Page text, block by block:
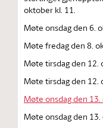
oktober kl. 11.
Møte onsdag den 6.
Møte fredag den 8.
Møte tirsdag den 12.
Møte tirsdag den 12.
Møte onsdag den
Møte onsdag den